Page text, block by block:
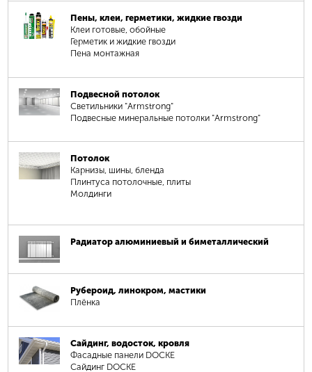
Пены, клеи, герметики, жидкие гвозди
Клеи готовые, обойные
Герметик и жидкие гвозди
Пена монтажная
Подвесной потолок
Светильники "Armstrong"
Подвесные минеральные потолки "Armstrong"
Потолок
Карнизы, шины, бленда
Плинтуса потолочные, плиты
Молдинги
Радиатор алюминиевый и биметаллический
Рубероид, линокром, мастики
Плёнка
Сайдинг, водосток, кровля
Фасадные панели DOCKE
Сайдинг DOCKE